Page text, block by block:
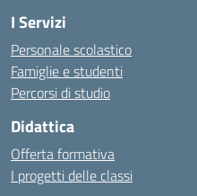
I Servizi
Personale scolastico
Famiglie e studenti
Percorsi di studio
Didattica
Offerta formativa
I progetti delle classi